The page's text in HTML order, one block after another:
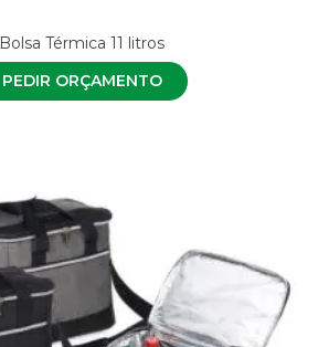
Bolsa Térmica 11 litros
PEDIR ORÇAMENTO